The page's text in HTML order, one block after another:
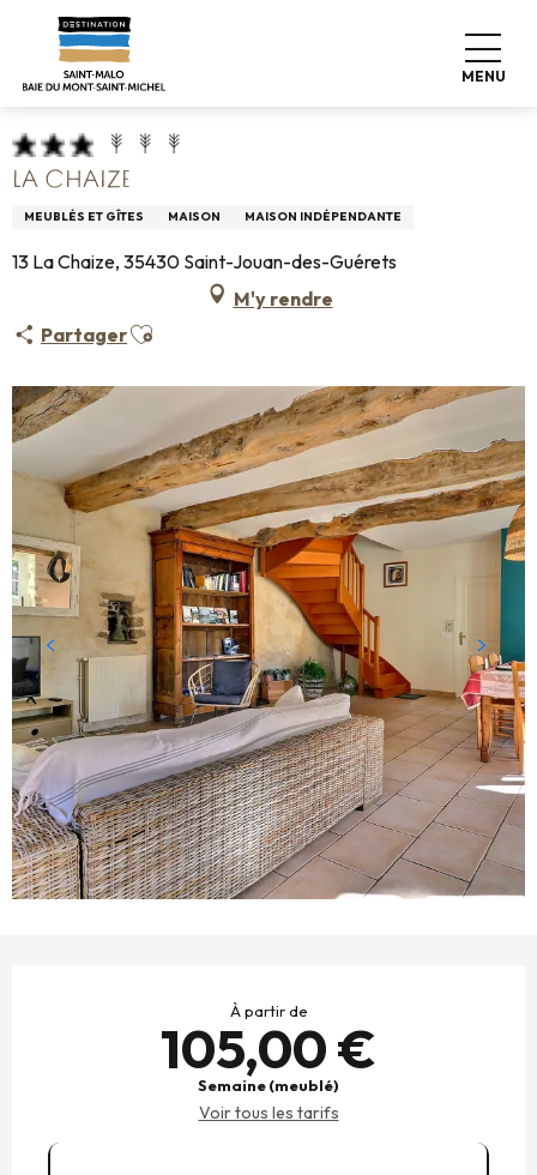
contenu
MENU
Accueil Pro & Presse
Hébergements Infos +
Meublés de tourisme
LA CHAIZE
MEUBLÉS ET GÎTES MAISON MAISON INDÉPENDANTE
13 La Chaize, 35430 Saint-Jouan-des-Guérets
M'y rendre
PartagerAjouter aux favoris
À partir de
105,00 €
Semaine (meublé)
Voir tous les tarifs